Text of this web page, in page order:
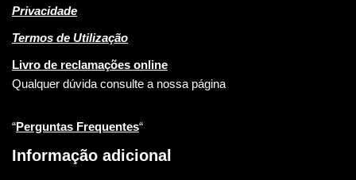
Privacidade
Termos de Utilização
Livro de reclamações online
Qualquer dúvida consulte a nossa página
“Perguntas Frequentes“
Informação adicional